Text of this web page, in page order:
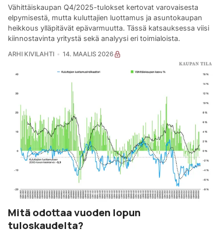
Vähittäiskaupan Q4/2025-tulokset kertovat varovaisesta
elpymisestä, mutta kuluttajien luottamus ja asuntokaupan
heikkous ylläpitävät epävarmuutta. Tässä katsauksessa viisi
kiinnostavinta yritystä sekä analyysi eri toimialoista.
ARHI KIVILAHTI 14. MAALIS 2026
Mitä odottaa vuoden lopun
tuloskaudelta?